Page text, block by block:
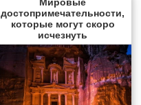
достопримечательности,
которые могут скоро
исчезнуть